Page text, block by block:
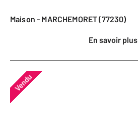
Maison - MARCHEMORET (77230)
En savoir plus
Vendu